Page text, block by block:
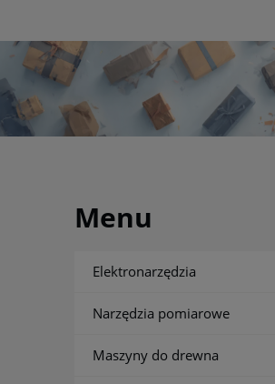
Menu
Elektronarzędzia
Narzędzia pomiarowe
Maszyny do drewna